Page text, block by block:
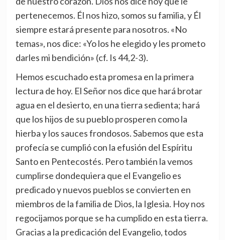
pertenecemos. Él nos hizo, somos su familia, y Él
siempre estará presente para nosotros. «No
temas», nos dice: «Yo los he elegido y les prometo
darles mi bendición» (cf. Is 44,2-3).
Hemos escuchado esta promesa en la primera
lectura de hoy. El Señor nos dice que hará brotar
agua en el desierto, en una tierra sedienta; hará
que los hijos de su pueblo prosperen como la
hierba y los sauces frondosos. Sabemos que esta
profecía se cumplió con la efusión del Espíritu
Santo en Pentecostés. Pero también la vemos
cumplirse dondequiera que el Evangelio es
predicado y nuevos pueblos se convierten en
miembros de la familia de Dios, la Iglesia. Hoy nos
regocijamos porque se ha cumplido en esta tierra.
Gracias a la predicación del Evangelio, todos